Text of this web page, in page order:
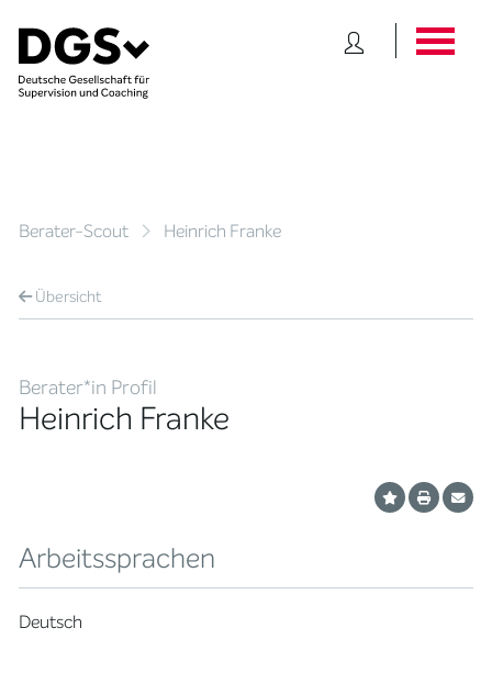
Berater-Scout Heinrich Franke
Übersicht
Berater*in Profil
Heinrich Franke
Arbeitssprachen
Deutsch